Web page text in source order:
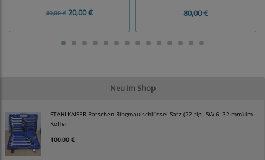
Neu im Shop
STAHLKAISER Ratschen-Ringmaulschlüssel-Satz (22-tlg., SW 6–32 mm) im
Koffer
100,00 €
40,00 € 20,00 € 80,00 €